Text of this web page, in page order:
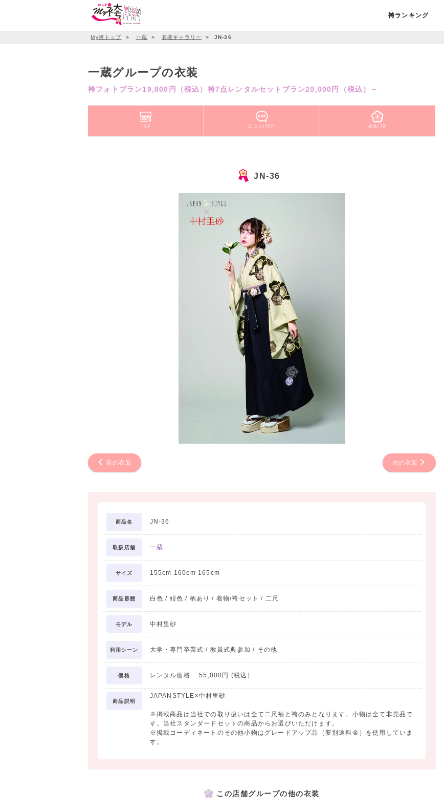
袴ランキング
My袴トップ ＞ 一蔵 ＞ 衣装ギャラリー ＞ JN-36
一蔵グループの衣装
袴フォトプラン19,800円（税込）袴7点レンタルセットプラン20,000円（税込）～
TOP 口コミ(757) 衣装(78)
JN-36
前の衣装 次の衣装
商品名 JN-36
取扱店舗 一蔵
サイズ 155cm 160cm 165cm
商品形態 白色 / 紺色 / 柄あり / 着物/袴セット / 二尺
モデル 中村里砂
利用シーン 大学・専門卒業式 / 教員式典参加 / その他
価格 レンタル価格 55,000円 (税込）
商品説明
JAPANSTYLE×中村里砂
※掲載商品は当社での取り扱いは全て二尺袖と袴のみとなります。小物は全て非売品で
す。当社スタンダードセットの商品からお選びいただけます。
※掲載コーディネートのその他小物はグレードアップ品（要別途料金）を使用していま
す。
この店舗グループの他の衣装